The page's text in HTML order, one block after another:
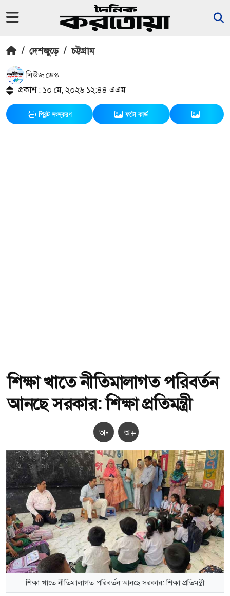
/ দেশজুড়ে / চট্টগ্রাম
নিউজ ডেস্ক
প্রকাশ : ১০ মে, ২০২৬ ১২:৪৪ এএম
প্রিন্ট সংস্করণ ফটো কার্ড
শিক্ষা খাতে নীতিমালাগত পরিবর্তন
আনছে সরকার: শিক্ষা প্রতিমন্ত্রী
অ- অ+
শিক্ষা খাতে নীতিমালাগত পরিবর্তন আনছে সরকার: শিক্ষা প্রতিমন্ত্রী